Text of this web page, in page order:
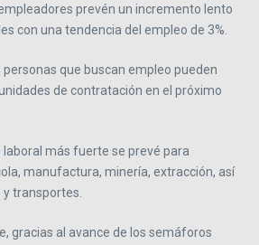
prevén un incremento lento
con una tendencia del empleo de 3%.
que buscan empleo pueden
de contratación en el próximo
laboral más fuerte se prevé para
manufactura, minería, extracción, así
transportes.
gracias al avance de los semáforos